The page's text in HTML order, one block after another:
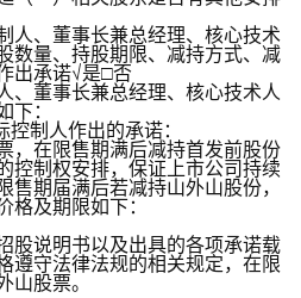
人、董事长兼总经理、核心技术
数量、持股期限、减持方式、减
出承诺√是□否
、董事长兼总经理、核心技术人
：
制人作出的承诺：
，在限售期满后减持首发前股份
控制权安排，保证上市公司持续
售期届满后若减持山外山股份，
格及期限如下：
股说明书以及出具的各项承诺载
遵守法律法规的相关规定，在限
山股票。